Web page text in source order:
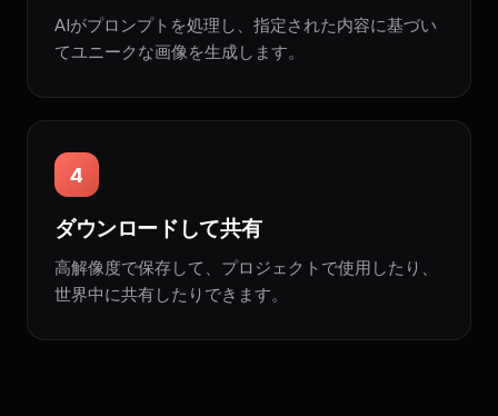
AIがプロンプトを処理し、指定された内容に基づい
てユニークな画像を生成します。
4
ダウンロードして共有
高解像度で保存して、プロジェクトで使用したり、
世界中に共有したりできます。